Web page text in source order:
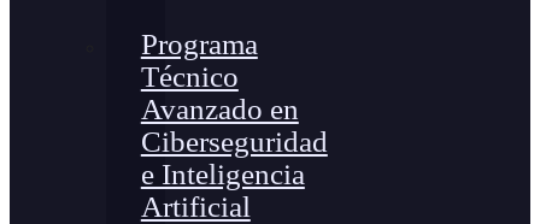
Programa
Técnico
Avanzado en
Ciberseguridad
e Inteligencia
Artificial